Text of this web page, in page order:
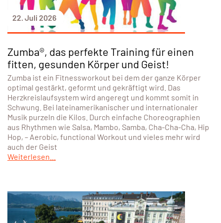
22. Juli 2026
Zumba®, das perfekte Training für einen
fitten, gesunden Körper und Geist!
Zumba ist ein Fitnessworkout bei dem der ganze Körper
optimal gestärkt, geformt und gekräftigt wird. Das
Herzkreislaufsystem wird angeregt und kommt somit in
Schwung. Bei lateinamerikanischer und internationaler
Musik purzeln die Kilos. Durch einfache Choreographien
aus Rhythmen wie Salsa, Mambo, Samba, Cha-Cha-Cha, Hip
Hop, – Aerobic, functional Workout und vieles mehr wird
auch der Geist
Weiterlesen...